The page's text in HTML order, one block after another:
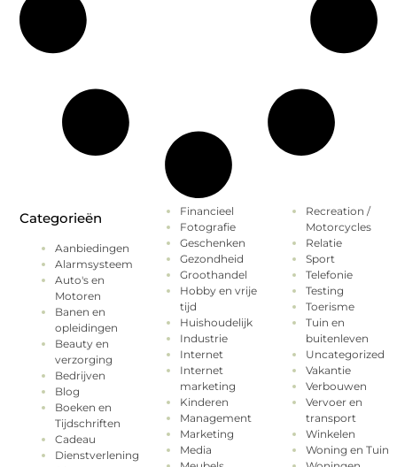
Categorieën
Aanbiedingen
Alarmsysteem
Auto's en
Motoren
Banen en
opleidingen
Beauty en
verzorging
Bedrijven
Blog
Boeken en
Tijdschriften
Cadeau
Dienstverlening
Financieel
Fotografie
Geschenken
Gezondheid
Groothandel
Hobby en vrije
tijd
Huishoudelijk
Industrie
Internet
Internet
marketing
Kinderen
Management
Marketing
Media
Recreation /
Motorcycles
Relatie
Sport
Telefonie
Testing
Toerisme
Tuin en
buitenleven
Uncategorized
Vakantie
Verbouwen
Vervoer en
transport
Winkelen
Woning en Tuin